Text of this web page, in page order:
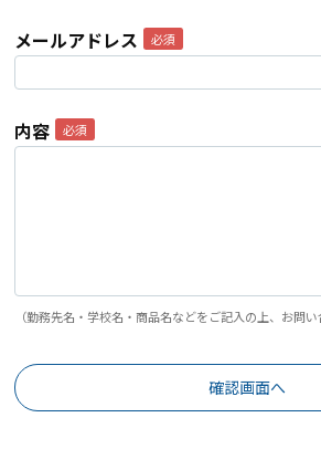
メールアドレス
内容
（勤務先名・学校名・商品名などをご記入の上、お問い